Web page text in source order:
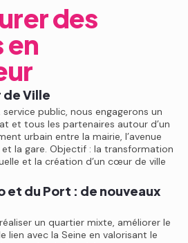
des
en
de Ville
public, nous engagerons un
et tous les partenaires autour d’un
urbain entre la mairie, l’avenue
la gare. Objectif : la transformation
et la création d’un cœur de ville
et du Port : de nouveaux
un quartier mixte, améliorer le
lien avec la Seine en valorisant le